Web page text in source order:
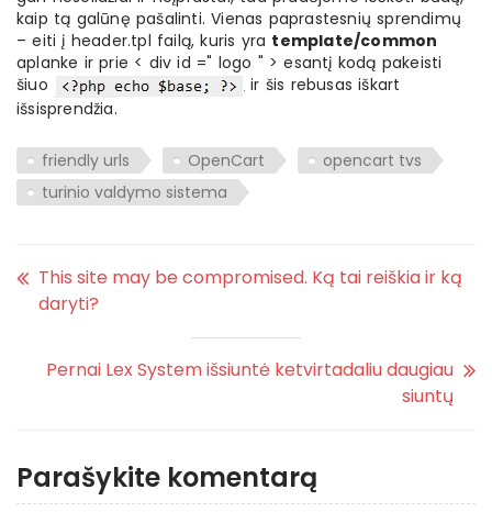
kaip tą galūnę pašalinti. Vienas paprastesnių sprendimų
– eiti į header.tpl failą, kuris yra template/common
aplanke ir prie < div id =" logo " > esantį kodą pakeisti
šiuo
ir šis rebusas iškart
išsisprendžia.
friendly urls OpenCart
opencart tvs
turinio valdymo sistema
This site may be compromised. Ką tai reiškia ir ką
daryti?
Pernai Lex System išsiuntė ketvirtadaliu daugiau
siuntų
Parašykite komentarą